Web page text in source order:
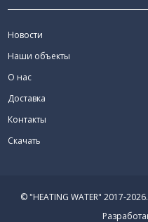
Новости
Наши объекты
О нас
Доставка
Контакты
Скачать
© "HEATING WATER" 2017-2026.